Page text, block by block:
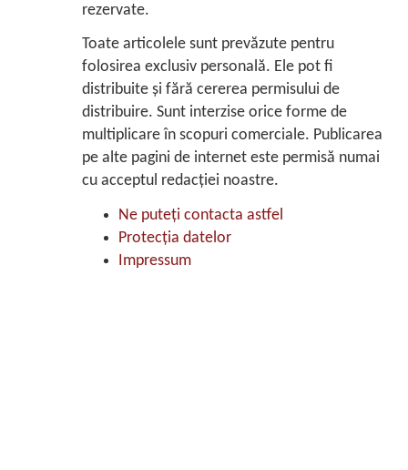
rezervate.
Toate articolele sunt prevăzute pentru
folosirea exclusiv personală. Ele pot fi
distribuite şi fără cererea permisului de
distribuire. Sunt interzise orice forme de
multiplicare în scopuri comerciale. Publicarea
pe alte pagini de internet este permisă numai
cu acceptul redacţiei noastre.
Ne puteţi contacta astfel
Protecţia datelor
Impressum